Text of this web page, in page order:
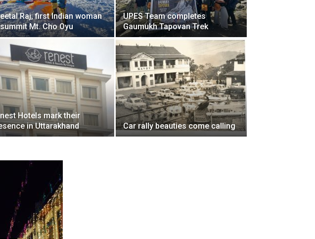
Raj, first Indian woman
Mt. Cho Oyu
UPES Team completes
Gaumukh Tapovan Trek
Hotels mark their
in Uttarakhand
Car rally beauties come calling